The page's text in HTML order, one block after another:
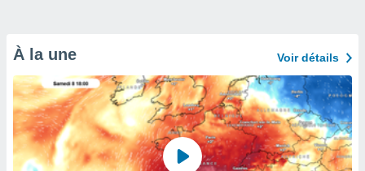
À la une Voir détails